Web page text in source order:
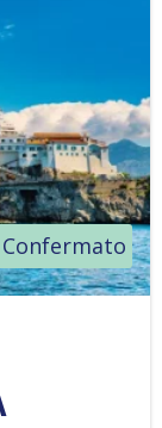
Confermato